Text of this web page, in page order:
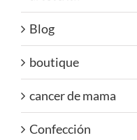
Blog
boutique
cancer de mama
Confección